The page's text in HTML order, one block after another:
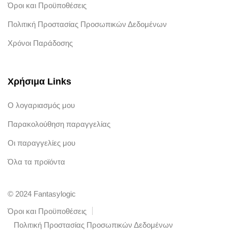
Όροι και Προϋποθέσεις
Πολιτική Προστασίας Προσωπικών Δεδομένων
Χρόνοι Παράδοσης
Χρήσιμα Links
Ο λογαριασμός μου
Παρακολούθηση παραγγελίας
Οι παραγγελίες μου
Όλα τα προϊόντα
© 2024 Fantasylogic
Όροι και Προϋποθέσεις
Πολιτική Προστασίας Προσωπικών Δεδομένων